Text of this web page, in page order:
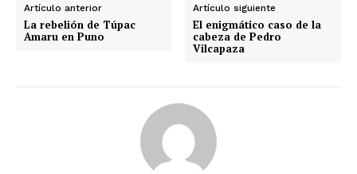
Artículo anterior
La rebelión de Túpac
Amaru en Puno
Artículo siguiente
El enigmático caso de la
cabeza de Pedro
Vilcapaza